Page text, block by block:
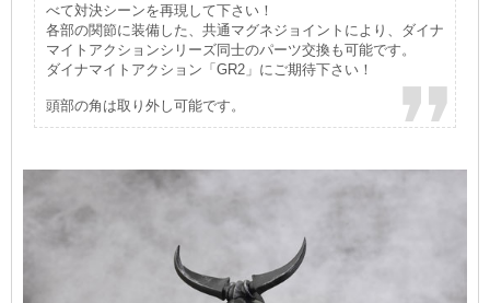
べて対決シーンを再現して下さい！
各部の関節に装備した、共通マグネジョイントにより、ダイナ
マイトアクションシリーズ同士のパーツ交換も可能です。
ダイナマイトアクション「GR2」にご期待下さい！
頭部の角は取り外し可能です。